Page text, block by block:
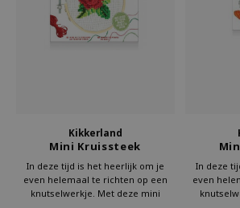
Kikkerland
Mini Kruissteek
Borduursetje Roos
In deze tijd is het heerlijk om je
even helemaal te richten op een
knutselwerkje. Met deze mini
In deze
even